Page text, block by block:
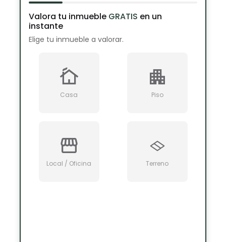
Valora tu inmueble GRATIS en un
instante
Elige tu inmueble a valorar.
Casa Piso
Local / Oficina Terreno